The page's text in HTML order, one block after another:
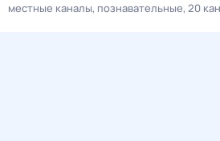
местные каналы познавательные 20